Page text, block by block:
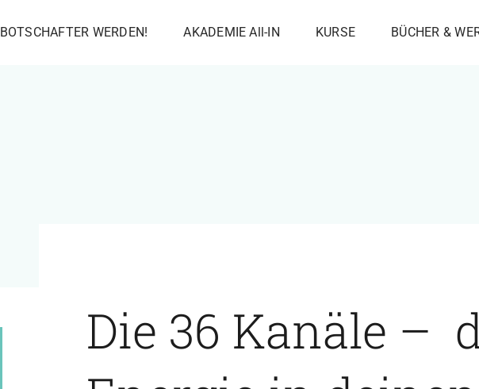
BOTSCHAFTER WERDEN! AKADEMIE All-IN KURSE BÜCHER &
Die 36 Kanäle –